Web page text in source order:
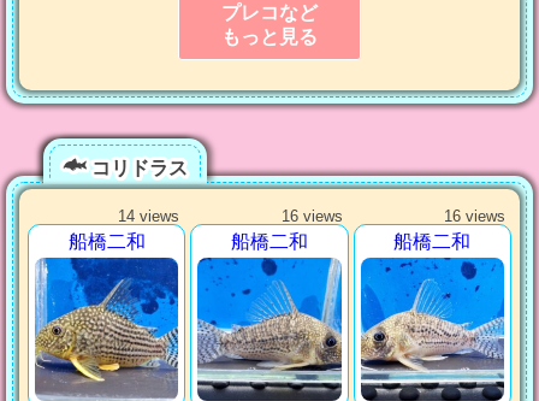
プレコなど
もっと見る
コリドラス
14 views
船橋二和
16 views
船橋二和
16 views
船橋二和